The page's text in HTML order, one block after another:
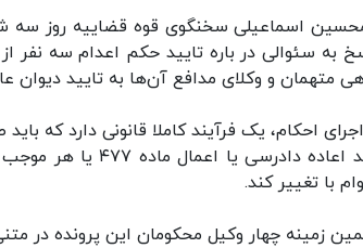
متهمان و وکلای مدافع آن‌ها به تایید
احکام، یک فرآیند کاملا قانونی دارد که
العاده مانند
با تغییر کند.
زمینه چهار وکیل محکومان این پرونده در